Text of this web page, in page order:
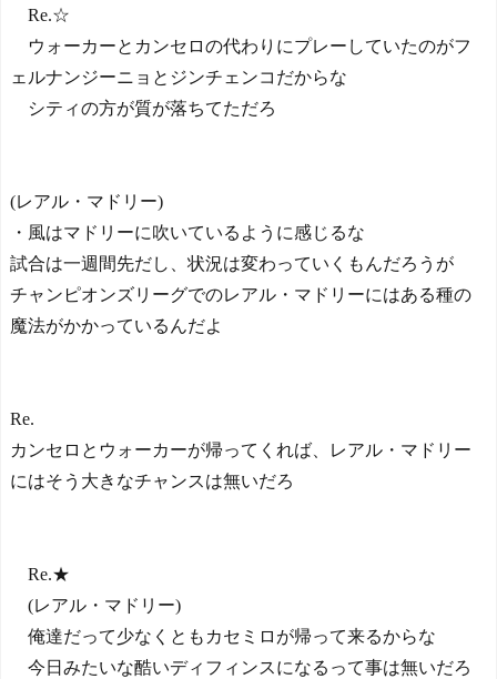
Re.☆
ウォーカーとカンセロの代わりにプレーしていたのがフ
ェルナンジーニョとジンチェンコだからな
シティの方が質が落ちてただろ
(レアル・マドリー)
・風はマドリーに吹いているように感じるな
試合は一週間先だし、状況は変わっていくもんだろうが
チャンピオンズリーグでのレアル・マドリーにはある種の
魔法がかかっているんだよ
Re.
カンセロとウォーカーが帰ってくれば、レアル・マドリー
にはそう大きなチャンスは無いだろ
Re.★
(レアル・マドリー)
俺達だって少なくともカセミロが帰って来るからな
今日みたいな酷いディフィンスになるって事は無いだろ